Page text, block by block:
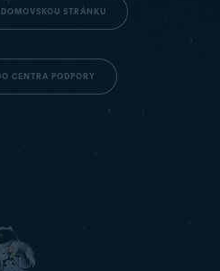
STRÁNKU
CENTRA PODPORY